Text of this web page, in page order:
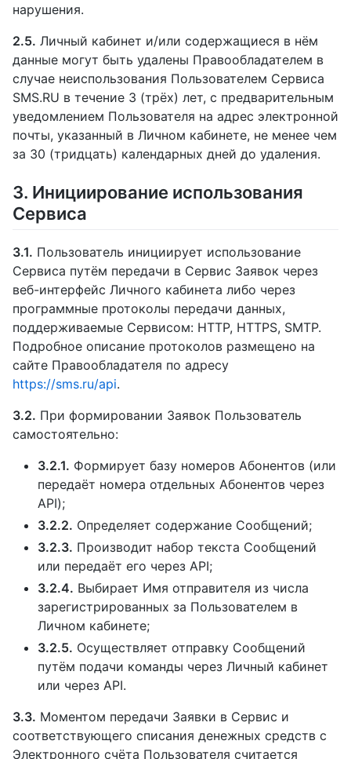
нарушения.
2.5. Личный кабинет и/или содержащиеся в нём
данные могут быть удалены Правообладателем в
случае неиспользования Пользователем Сервиса
SMS.RU в течение 3 (трёх) лет, с предварительным
уведомлением Пользователя на адрес электронной
почты, указанный в Личном кабинете, не менее чем
за 30 (тридцать) календарных дней до удаления.
3. Инициирование использования
Сервиса
3.1. Пользователь инициирует использование
Сервиса путём передачи в Сервис Заявок через
веб-интерфейс Личного кабинета либо через
программные протоколы передачи данных,
поддерживаемые Сервисом: HTTP, HTTPS, SMTP.
Подробное описание протоколов размещено на
сайте Правообладателя по адресу
https://sms.ru/api.
3.2. При формировании Заявок Пользователь
самостоятельно:
3.2.1. Формирует базу номеров Абонентов (или
передаёт номера отдельных Абонентов через
API);
3.2.2. Определяет содержание Сообщений;
3.2.3. Производит набор текста Сообщений
или передаёт его через API;
3.2.4. Выбирает Имя отправителя из числа
зарегистрированных за Пользователем в
Личном кабинете;
3.2.5. Осуществляет отправку Сообщений
путём подачи команды через Личный кабинет
или через API.
3.3. Моментом передачи Заявки в Сервис и
соответствующего списания денежных средств с
Электронного счёта Пользователя считается